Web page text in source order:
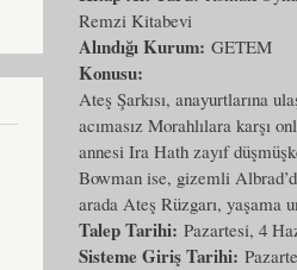
Remzi Kitabevi
Alındığı Kurum: GETEM
Konusu:
Ateş Şarkısı, anayurtlarına
acımasız Morahlılara karşı
annesi Ira Hath zayıf
Bowman ise, gizemli
arada Ateş Rüzgarı, yaşama
Talep Tarihi: Pazartesi, 4
Sisteme Giriş Tarihi: